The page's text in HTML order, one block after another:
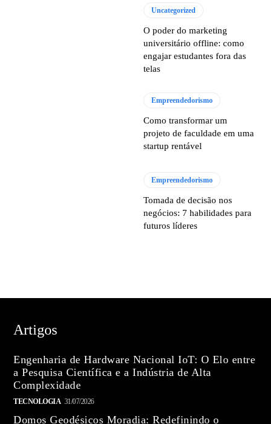
Uncategorized
O poder do marketing
universitário offline: como
engajar estudantes fora das
telas
Empreendedorismo
Como transformar um
projeto de faculdade em uma
startup rentável
Empreendedorismo
Tomada de decisão nos
negócios: 7 habilidades para
futuros líderes
Artigos
Engenharia de Hardware Nacional IoT: O Elo entre
a Pesquisa Científica e a Indústria de Alta
Complexidade
TECNOLOGIA 31/07/2026
Domos Geodésicos Moradia: Redefinindo o